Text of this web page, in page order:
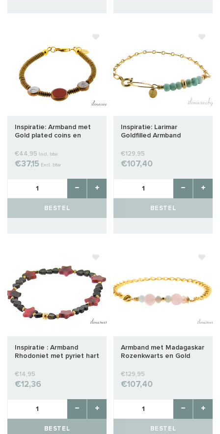
Inspiratie: Armband met
Gold plated coins en
€44,95 Incl. btw
€37,15 Excl. btw
BESTEL
Inspiratie: Larimar
Goldfilled Armband
€129,95
€107,40
BESTEL
Inspiratie : Armband
Rhodoniet met pyriet hart
€14,95
€12,36
BESTEL
Armband met Madagaskar
Rozenkwarts en Gold
€129,95
€107,40
BESTEL